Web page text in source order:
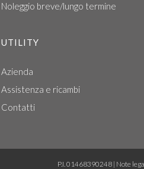
Noleggio breve/lungo termine
UTILITY
Azienda
Assistenza e ricambi
Contatti
P.I. 01468390248 | Note